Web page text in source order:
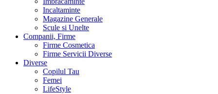
Incaltaminte
Magazine Generale
Scule si Unelte
Companii, Firme
Firme Cosmetica
Firme Servicii Diverse
Diverse
Copilul Tau
Femei
LifeStyle